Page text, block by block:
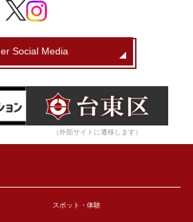
Social Media
（外部サイトに遷移します）
スポット・体験